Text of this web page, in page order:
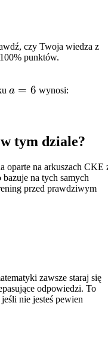
czy Twoja wiedza z
punktów.
a=6
a = 6 wynosi:
tym dziale?
oparte na arkuszach CKE
na tych samych
przed prawdziwym
zawsze staraj się
odpowiedzi. To
nie jesteś pewien